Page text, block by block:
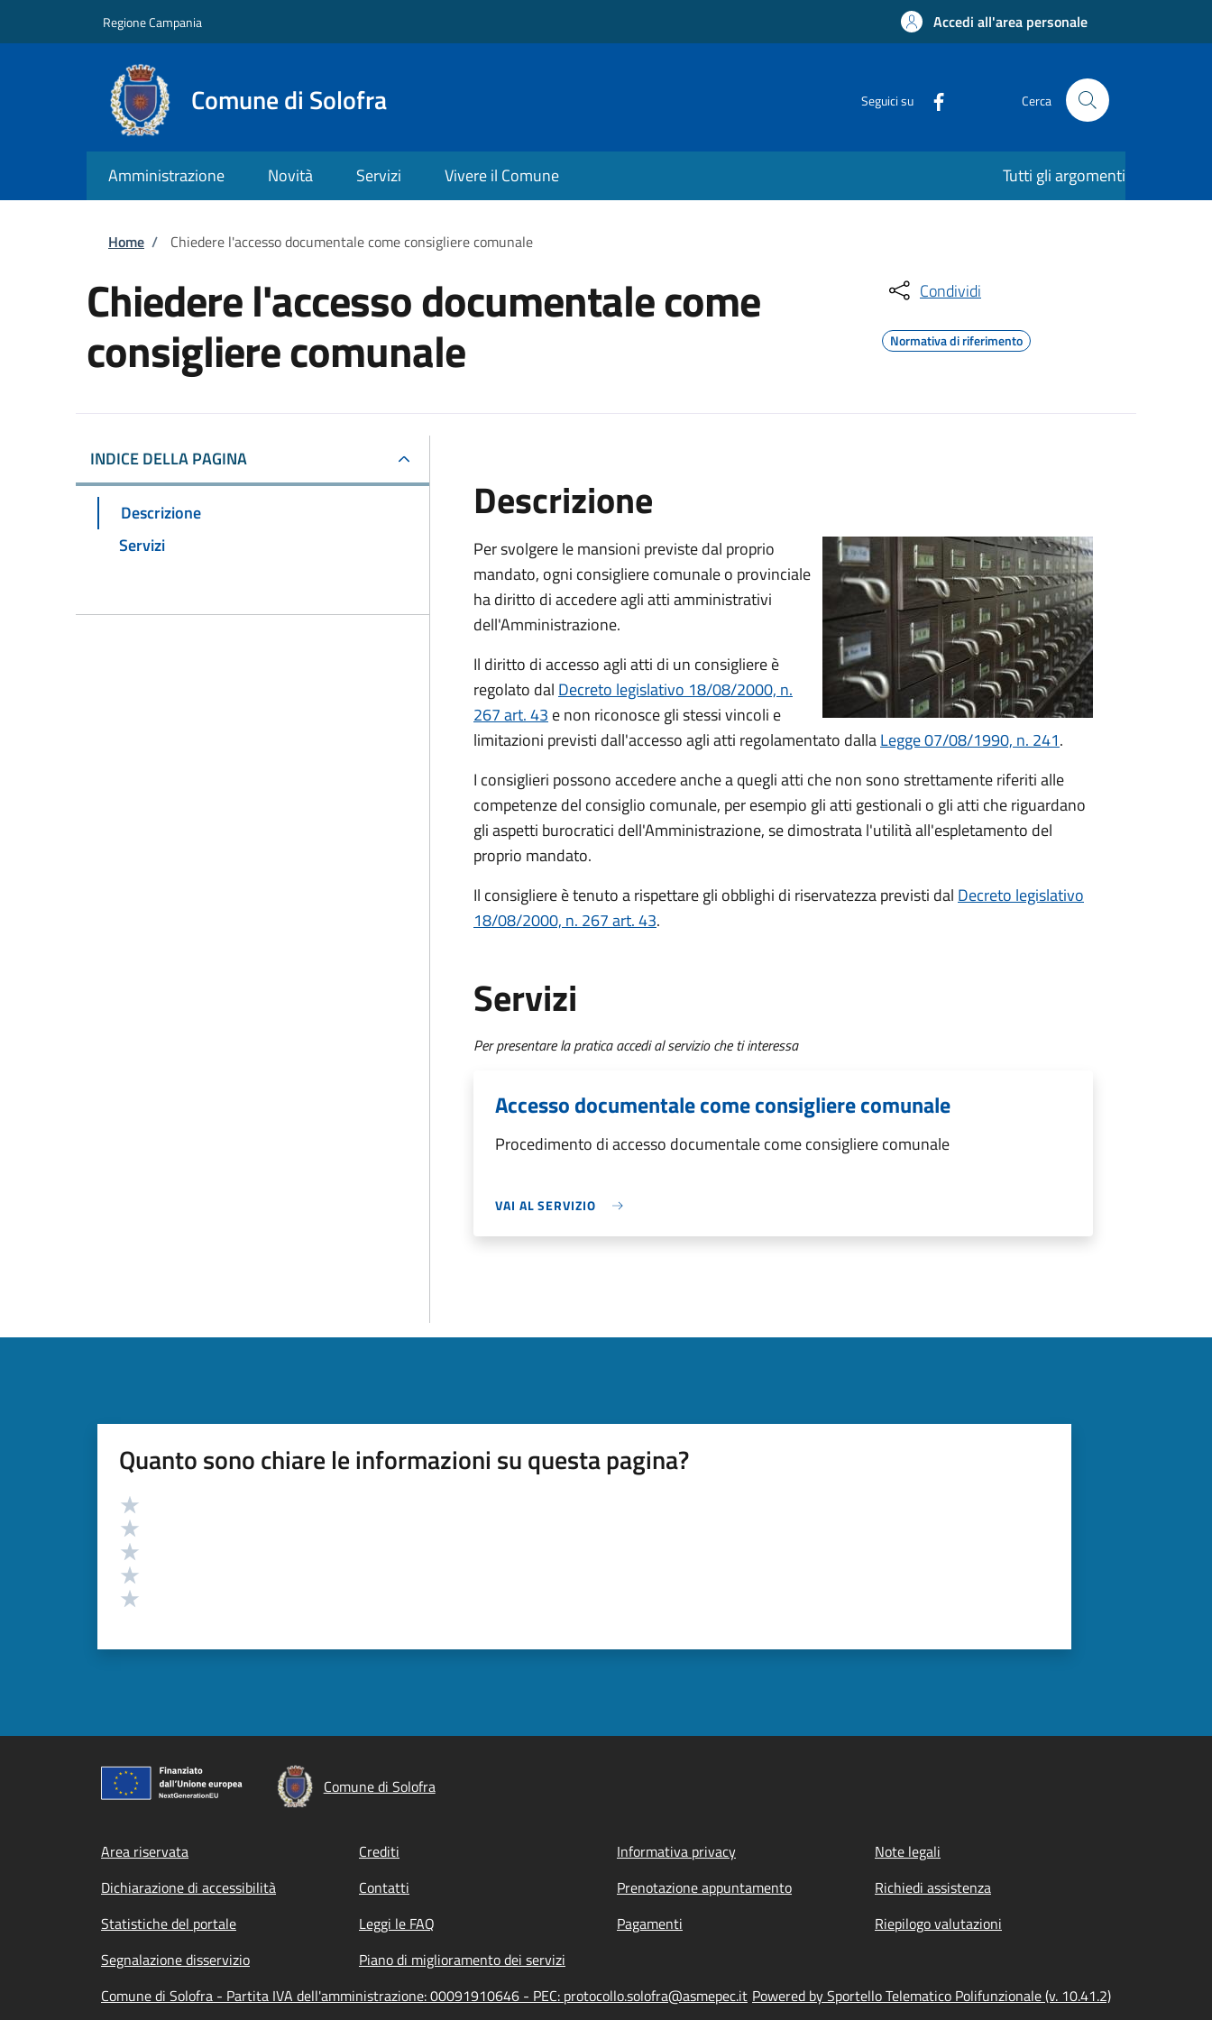
Regione Campania Accedi all'area personale
Comune di Solofra Seguici su Cerca
Amministrazione Novità Servizi Vivere il Comune Tutti gli argomenti
Briciole di pane
Home / Chiedere l'accesso documentale come consigliere comunale
Chiedere l'accesso documentale come
consigliere comunale
Condividi
Normativa di riferimento
INDICE DELLA PAGINA
Descrizione
Servizi
Descrizione
Per svolgere le mansioni previste dal proprio
mandato, ogni consigliere comunale o provinciale
ha diritto di accedere agli atti amministrativi
dell'Amministrazione.
Il diritto di accesso agli atti di un consigliere è
regolato dal Decreto legislativo 18/08/2000, n.
267 art. 43 e non riconosce gli stessi vincoli e
limitazioni previsti dall'accesso agli atti regolamentato dallaLegge 07/08/1990, n. 241.
I consiglieri possono accedere anche a quegli atti che non sono strettamente riferiti alle
competenze del consiglio comunale, per esempio gli atti gestionali o gli atti che riguardano
gli aspetti burocratici dell'Amministrazione, se dimostrata l'utilità all'espletamento del
proprio mandato.
Il consigliere è tenuto a rispettare gli obblighi di riservatezza previsti dal Decreto legislativo
18/08/2000, n. 267 art. 43.
Servizi
Per presentare la pratica accedi al servizio che ti interessa
Accesso documentale come consigliere comunale
Procedimento di accesso documentale come consigliere comunale
VAI AL SERVIZIO
Quanto sono chiare le informazioni su questa pagina?
Valutazione
Comune di Solofra
Footer menu
Area riservata Crediti Informativa privacy
Note legali
Dichiarazione di accessibilità
Contatti Prenotazione appuntamento
Richiedi assistenza
Statistiche del portale
Leggi le FAQ Pagamenti
Riepilogo valutazioni
Segnalazione disservizio
Piano di miglioramento dei servizi
Comune di Solofra - Partita IVA dell'amministrazione: 00091910646 - PEC: protocollo.solofra@asmepec.it Powered by Sportello Telematico Polifunzionale (v. 10.41.2)